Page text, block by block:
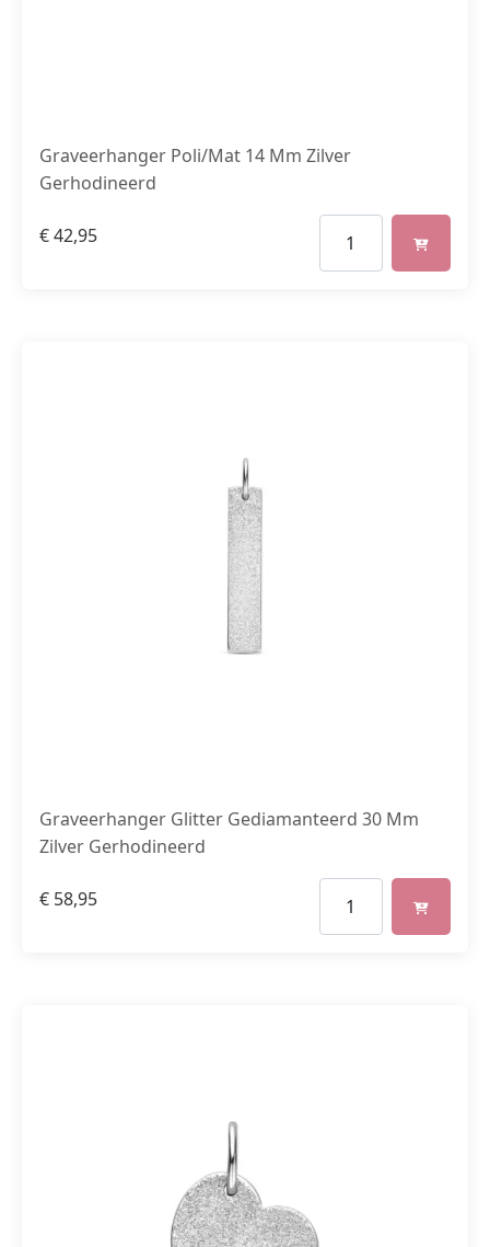
Graveerhanger Poli/Mat 14 Mm Zilver
Gerhodineerd
€42,95
Graveerhanger Glitter Gediamanteerd 30 Mm
Zilver Gerhodineerd
€ 58,95